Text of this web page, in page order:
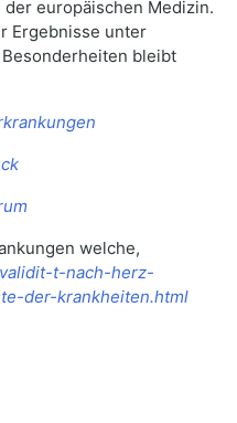
europäischen Medizin.
Ergebnisse unter
bleibt
welche,
t-nach-herz-
der-krankheiten.html